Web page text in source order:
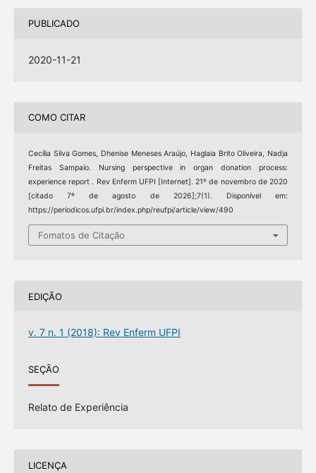
PUBLICADO
2020-11-21
COMO CITAR
Cecília Silva Gomes, Dhenise Meneses Araújo, Haglaia Brito Oliveira, Nadja
Freitas Sampaio. Nursing perspective in organ donation process:
experience report . Rev Enferm UFPI [Internet]. 21º de novembro de 2020
[citado 7º de agosto de 2026];7(1). Disponível em:
https://periodicos.ufpi.br/index.php/reufpi/article/view/490
Fomatos de Citação
EDIÇÃO
v. 7 n. 1 (2018): Rev Enferm UFPI
SEÇÃO
Relato de Experiência
LICENÇA